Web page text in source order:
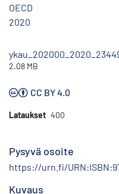
OECD
2020
2.08 MB
CC BY 4.0
Lataukset 400
Pysyvä osoite
https://urn.fi/
Kuvaus